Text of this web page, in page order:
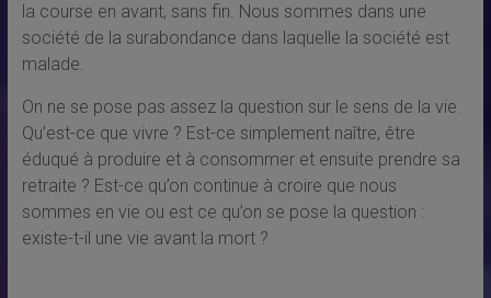
la course en avant, sans fin. Nous sommes dans une
société de la surabondance dans laquelle la société est
malade.
On ne se pose pas assez la question sur le sens de la vie.
Qu’est-ce que vivre ? Est-ce simplement naître, être
éduqué à produire et à consommer et ensuite prendre sa
retraite ? Est-ce qu’on continue à croire que nous
sommes en vie ou est ce qu’on se pose la question :
existe-t-il une vie avant la mort ?